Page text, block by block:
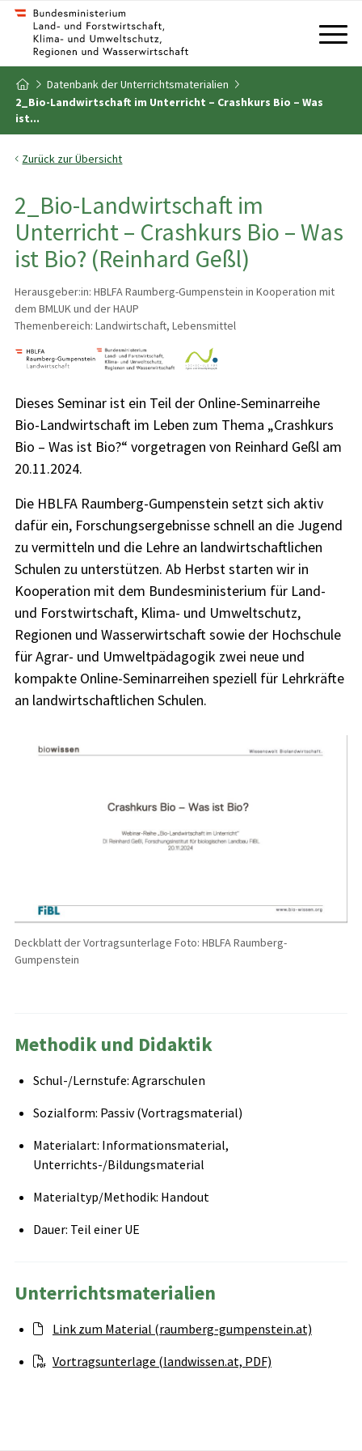
Zum Inhalt
Zum Inhaltsverzeichnis
Zur Startseite
Datenbank der Unterrichtsmaterialien
2_Bio-Landwirtschaft im Unterricht – Crashkurs Bio – Was
ist...
Zurück zur Übersicht
2_Bio-Landwirtschaft im
Unterricht – Crashkurs Bio – Was
ist Bio? (Reinhard Geßl)
Herausgeber:in: HBLFA Raumberg-Gumpenstein in Kooperation mit
dem BMLUK und der HAUP
Themenbereich: Landwirtschaft, Lebensmittel
Dieses Seminar ist ein Teil der Online-Seminarreihe
Bio-Landwirtschaft im Leben zum Thema „Crashkurs
Bio – Was ist Bio?“ vorgetragen von Reinhard Geßl am
20.11.2024.
Die HBLFA Raumberg-Gumpenstein setzt sich aktiv
dafür ein, Forschungsergebnisse schnell an die Jugend
zu vermitteln und die Lehre an landwirtschaftlichen
Schulen zu unterstützen. Ab Herbst starten wir in
Kooperation mit dem Bundesministerium für Land-
und Forstwirtschaft, Klima- und Umweltschutz,
Regionen und Wasserwirtschaft sowie der Hochschule
für Agrar- und Umweltpädagogik zwei neue und
kompakte Online-Seminarreihen speziell für Lehrkräfte
an landwirtschaftlichen Schulen.
Deckblatt der Vortragsunterlage Foto: HBLFA Raumberg-
Gumpenstein
Methodik und Didaktik
Schul-/Lernstufe: Agrarschulen
Sozialform: Passiv (Vortragsmaterial)
Materialart: Informationsmaterial,
Unterrichts-/Bildungsmaterial
Materialtyp/Methodik: Handout
Dauer: Teil einer UE
Unterrichtsmaterialien
Link zum Material (raumberg-gumpenstein.at)
Vortragsunterlage (landwissen.at, PDF)